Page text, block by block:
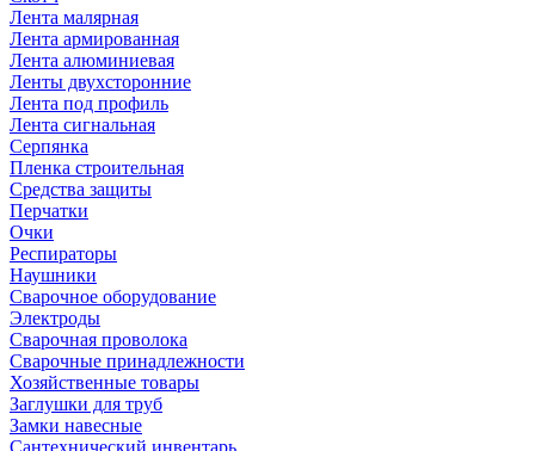
Лента малярная
Лента армированная
Лента алюминиевая
Ленты двухсторонние
Лента под профиль
Лента сигнальная
Серпянка
Пленка строительная
Средства защиты
Перчатки
Очки
Респираторы
Наушники
Сварочное оборудование
Электроды
Сварочная проволока
Сварочные принадлежности
Хозяйственные товары
Заглушки для труб
Замки навесные
Сантехнический инвентарь